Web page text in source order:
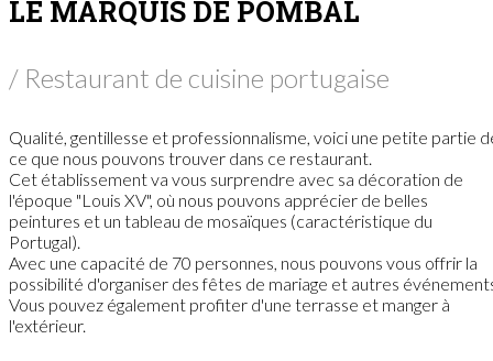
LE MARQUIS DE POMBAL
/ Restaurant de cuisine portugaise
Qualité, gentillesse et professionnalisme, voici une petite partie
ce que nous pouvons trouver dans ce restaurant.
Cet établissement va vous surprendre avec sa décoration de
l'époque "Louis XV", où nous pouvons apprécier de belles
peintures et un tableau de mosaïques (caractéristique du
Portugal).
Avec une capacité de 70 personnes, nous pouvons vous offrir la
possibilité d'organiser des fêtes de mariage et autres
Vous pouvez également profiter d'une terrasse et manger à
l'extérieur.